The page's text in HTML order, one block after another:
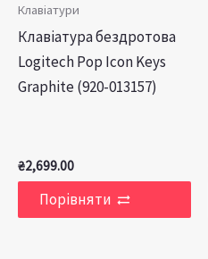
Клавіатури
Клавiатура бездротова
Logitech Pop Icon Keys
Graphite (920-013157)
₴2,699.00
Порівняти